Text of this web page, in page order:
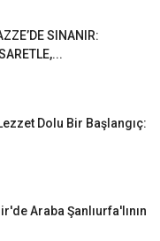
SINANIR:
Dolu Bir Başlangıç:
Araba Şanlıurfa'lının